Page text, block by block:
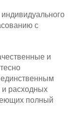
с
и
расходных
полный